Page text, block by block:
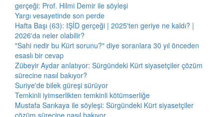
gerçeği: Prof. Hilmi Demir ile söyleşi
Yargı vesayetinde son perde
Hafta Başı (63): IŞİD gerçeği | 2025'ten geriye ne kaldı? |
2026'da neler olabilir?
"Sahi nedir bu Kürt sorunu?" diye soranlara 30 yıl önceden
esaslı bir cevap
Zübeyir Aydar anlatıyor: Sürgündeki Kürt siyasetçiler çözüm
sürecine nasıl bakıyor?
Suriye'de bilek güreşi sürüyor
Temkinli iyimserlikten temkinli kötümserliğe
Mustafa Sarıkaya ile söyleşi: Sürgündeki Kürt siyasetçiler
çözüm sürecine nasıl bakıyor